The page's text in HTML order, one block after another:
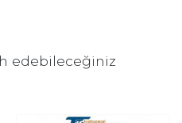
edebileceğiniz